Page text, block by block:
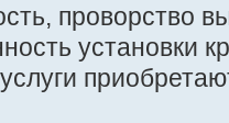
проворство
установки